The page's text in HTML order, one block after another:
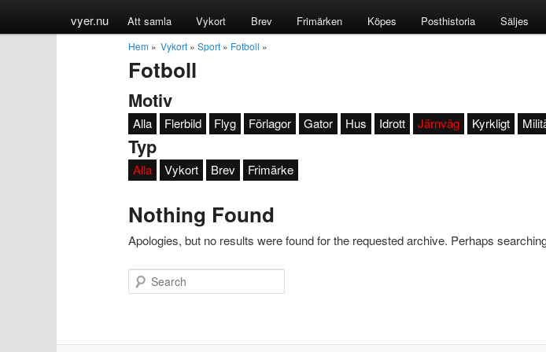
vyer.nu Att samla Vykort Brev Frimärken Köpes Posthistoria Säljes
Hem » Vykort » Sport » Fotboll »
Fotboll
Motiv
Alla Flerbild Flyg Förlagor Gator Hus Idrott Järnväg Kyrkligt
Typ
Alla Vykort Brev Frimärke
Nothing Found
Apologies, but no results were found for the requested archive. Perhaps
Search